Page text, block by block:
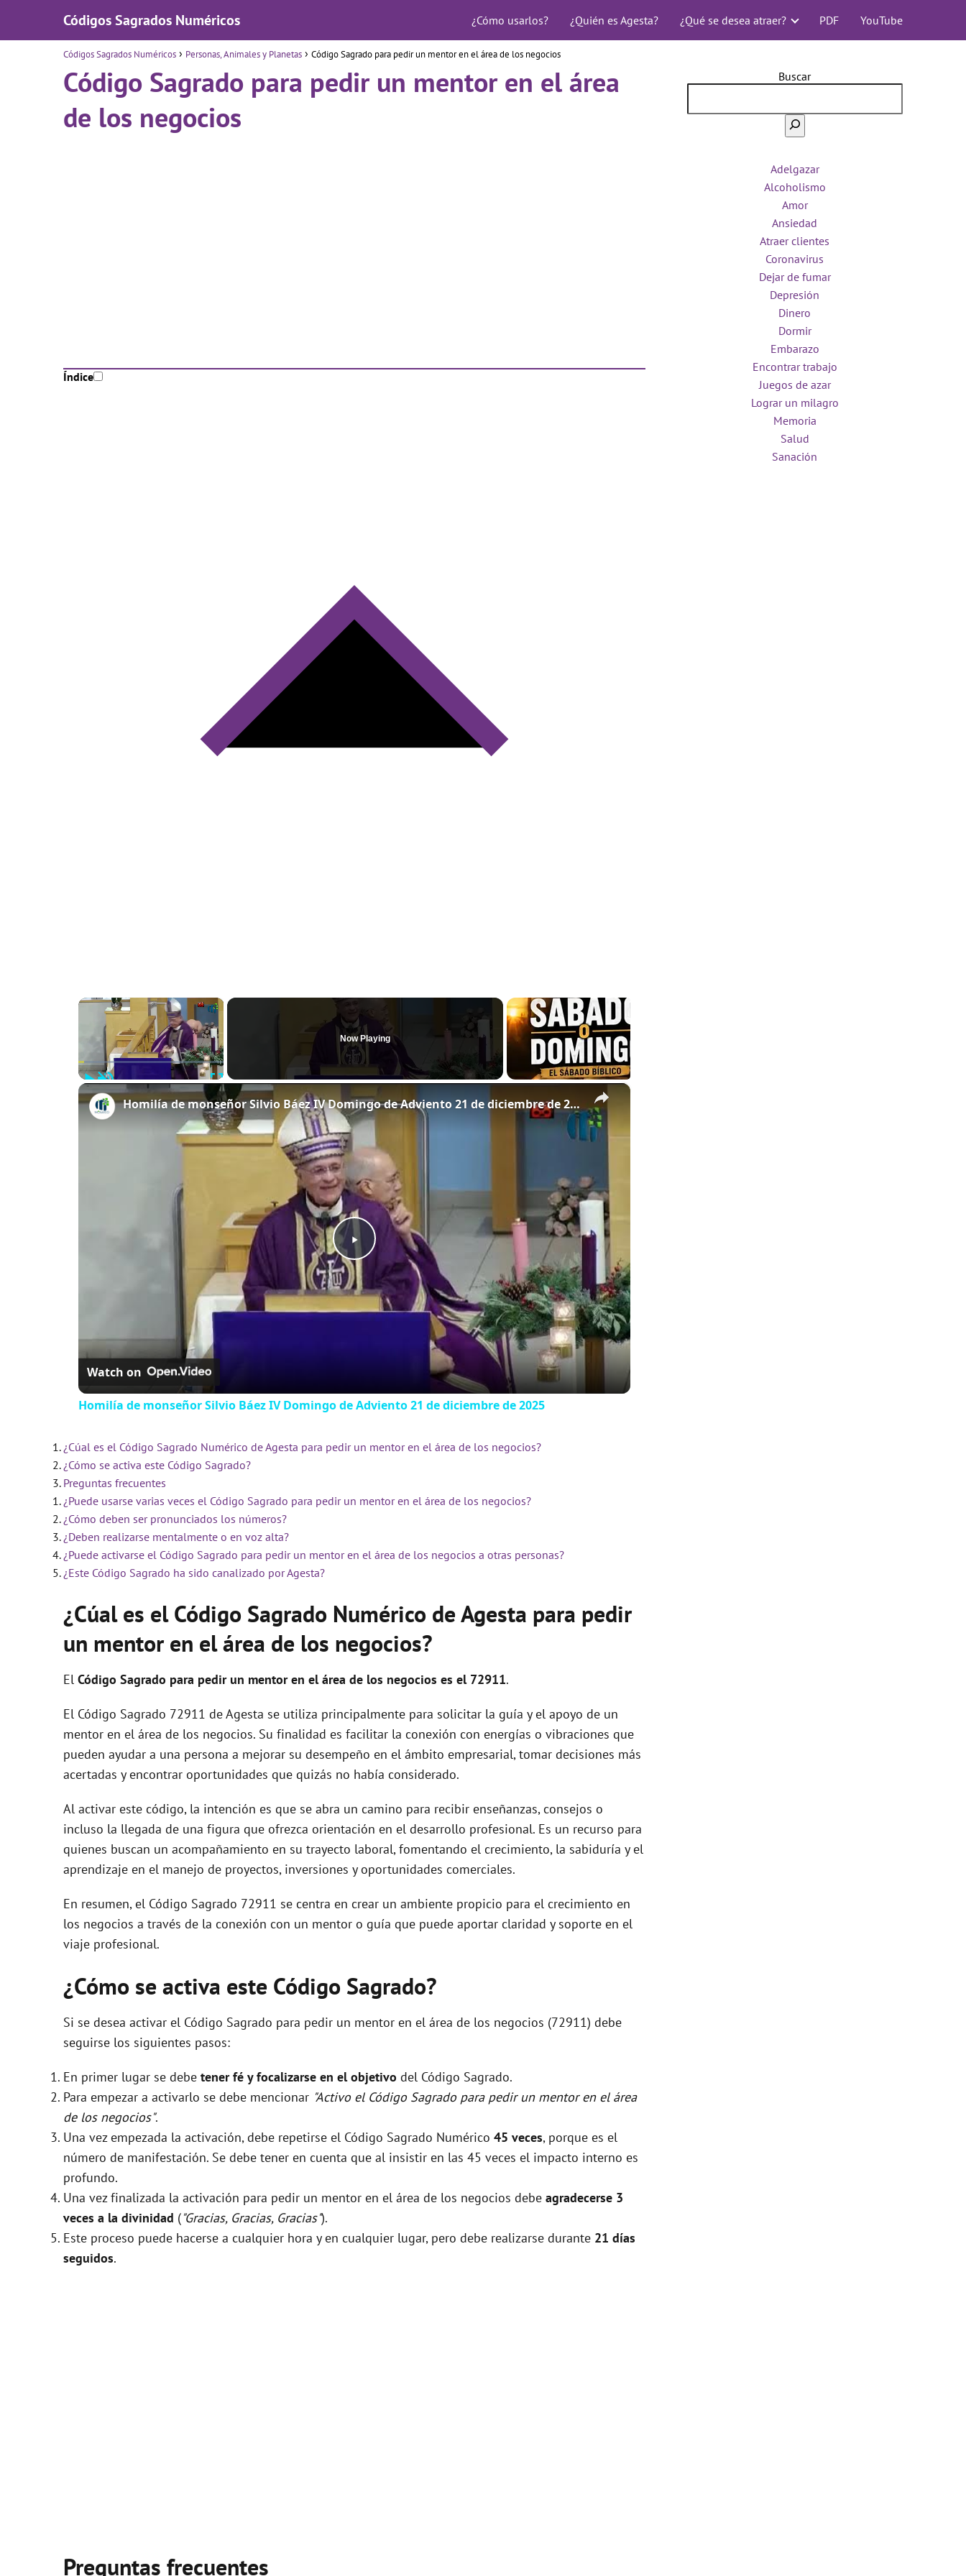
Códigos Sagrados Numéricos ¿Cómo usarlos? ¿Quién es Agesta? ¿Qué se desea atraer? PDF YouTube
Códigos Sagrados Numéricos Personas, Animales y Planetas Código Sagrado para pedir un mentor en el área de los negocios
Código Sagrado para pedir un mentor en el área
de los negocios
Índice
×
PlayUnmute Fullscreen
Now Playing
×
P
l
e
o
Homilía de monseñor Silvio Báez IV Domingo de Adviento 21 de diciembre de 2025
Watch on
Homilía de monseñor Silvio Báez IV Domingo de Adviento 21 de diciembre de 2025
¿Cúal es el Código Sagrado Numérico de Agesta para pedir un mentor en el área de los negocios?
¿Cómo se activa este Código Sagrado?
Preguntas frecuentes
¿Puede usarse varias veces el Código Sagrado para pedir un mentor en el área de los negocios?
¿Cómo deben ser pronunciados los números?
¿Deben realizarse mentalmente o en voz alta?
¿Puede activarse el Código Sagrado para pedir un mentor en el área de los negocios a otras personas?
¿Este Código Sagrado ha sido canalizado por Agesta?
¿Cúal es el Código Sagrado Numérico de Agesta para pedir
un mentor en el área de los negocios?
El Código Sagrado para pedir un mentor en el área de los negocios es el 72911.
El Código Sagrado 72911 de Agesta se utiliza principalmente para solicitar la guía y el apoyo de un
mentor en el área de los negocios. Su finalidad es facilitar la conexión con energías o vibraciones que
pueden ayudar a una persona a mejorar su desempeño en el ámbito empresarial, tomar decisiones más
acertadas y encontrar oportunidades que quizás no había considerado.
Al activar este código, la intención es que se abra un camino para recibir enseñanzas, consejos o
incluso la llegada de una figura que ofrezca orientación en el desarrollo profesional. Es un recurso para
quienes buscan un acompañamiento en su trayecto laboral, fomentando el crecimiento, la sabiduría y el
aprendizaje en el manejo de proyectos, inversiones y oportunidades comerciales.
En resumen, el Código Sagrado 72911 se centra en crear un ambiente propicio para el crecimiento en
los negocios a través de la conexión con un mentor o guía que puede aportar claridad y soporte en el
viaje profesional.
¿Cómo se activa este Código Sagrado?
Si se desea activar el Código Sagrado para pedir un mentor en el área de los negocios (72911) debe
seguirse los siguientes pasos:
En primer lugar se debe tener fé y focalizarse en el objetivo del Código Sagrado.
Para empezar a activarlo se debe mencionar "Activo el Código Sagrado para pedir un mentor en el área
de los negocios".
Una vez empezada la activación, debe repetirse el Código Sagrado Numérico 45 veces, porque es el
número de manifestación. Se debe tener en cuenta que al insistir en las 45 veces el impacto interno es
profundo.
Una vez finalizada la activación para pedir un mentor en el área de los negocios debe agradecerse 3
veces a la divinidad ("Gracias, Gracias, Gracias").
Este proceso puede hacerse a cualquier hora y en cualquier lugar, pero debe realizarse durante 21 días
seguidos.
Preguntas frecuentes
Buscar
Adelgazar
Alcoholismo
Amor
Ansiedad
Atraer clientes
Coronavirus
Dejar de fumar
Depresión
Dinero
Dormir
Embarazo
Encontrar trabajo
Juegos de azar
Lograr un milagro
Memoria
Salud
Sanación